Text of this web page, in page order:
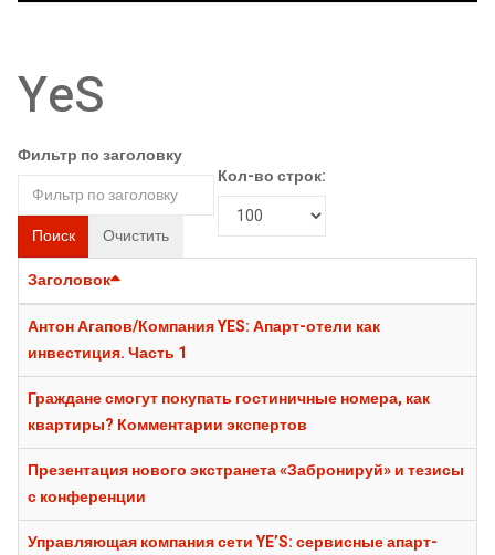
YeS
Фильтр по заголовку
Поиск Очистить
Кол-во строк:
Заголовок
Антон Агапов/Компания YES: Апарт-отели как
инвестиция. Часть 1
Граждане смогут покупать гостиничные номера, как
квартиры? Комментарии экспертов
Презентация нового экстранета «Забронируй» и тезисы
с конференции
Управляющая компания сети YE’S: сервисные апарт-